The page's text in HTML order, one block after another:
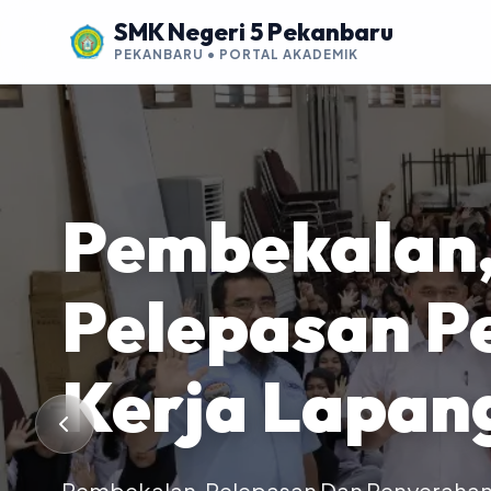
SMK Negeri 5 Pekanbaru
PEKANBARU • PORTAL AKADEMIK
Pelepasan
Kerja
MPLS
Masa
Lingkungan
PRESTASI & KARYA SISWA
Inovasi
TEACHING FACTORY & KOLABORASI
Berbasis